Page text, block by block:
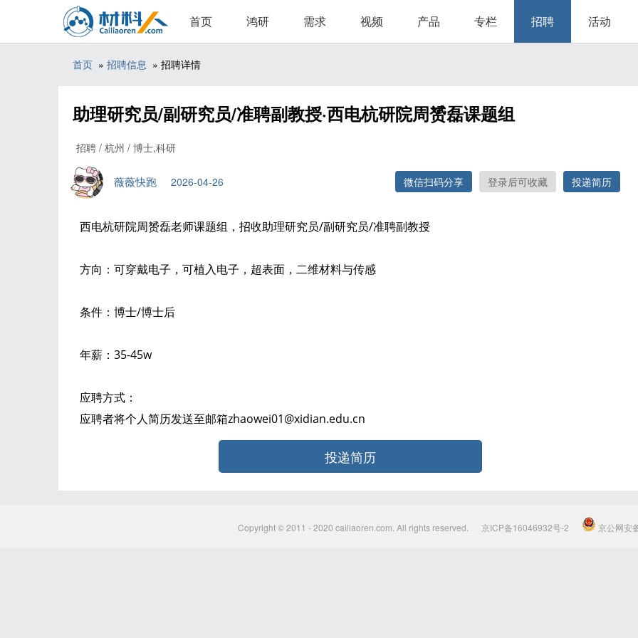
首页 鸿研 需求 视频 产品 专栏 招聘 活动
首页 » 招聘信息 » 招聘详情
助理研究员/副研究员/准聘副教授·西电杭研院周赟磊课题组
招聘 / 杭州 / 博士,科研
薇薇快跑 2026-04-26 微信扫码分享 登录后可收藏 投递简历
西电杭研院周赟磊老师课题组，招收助理研究员/副研究员/准聘副教授
方向：可穿戴电子，可植入电子，超表面，二维材料与传感
条件：博士/博士后
年薪：35-45w
应聘方式：
应聘者将个人简历发送至邮箱zhaowei01@xidian.edu.cn
投递简历
Copyright © 2011 - 2020 cailiaoren.com. All rights reserved. 京ICP备16046932号-2 京公网安